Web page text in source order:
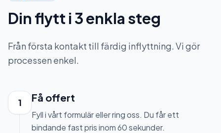
Din flytt i 3 enkla steg
Från första kontakt till färdig inflyttning. Vi gör
processen enkel.
1 Få offert
Fyll i vårt formulär eller ring oss. Du får ett
bindande fast pris inom 60 sekunder.